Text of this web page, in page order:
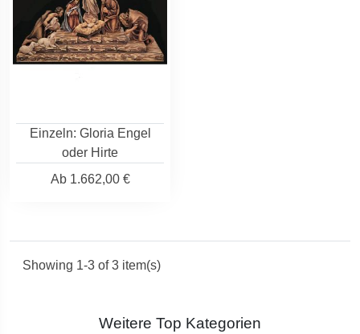
Einzeln: Gloria Engel
oder Hirte
Ab1.662,00 €
Showing 1-3 of 3 item(s)
Weitere Top Kategorien